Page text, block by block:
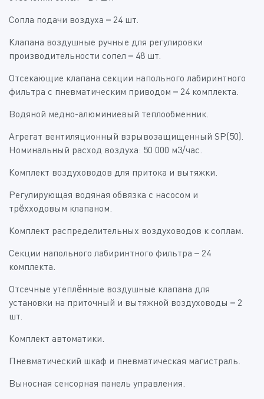
Сопла подачи воздуха – 24 шт.
Клапана воздушные ручные для регулировки
производительности сопел – 48 шт.
Отсекающие клапана секции напольного лабиринтного
фильтра с пневматическим приводом – 24 комплекта.
Водяной медно-алюминиевый теплообменник.
Агрегат вентиляционный взрывозащищенный SP(50).
Номинальный расход воздуха: 50 000 м3/час.
Комплект воздуховодов для притока и вытяжки.
Регулирующая водяная обвязка с насосом и
трёхходовым клапаном.
Комплект распределительных воздуховодов к соплам.
Секции напольного лабиринтного фильтра – 24
комплекта.
Отсечные утеплённые воздушные клапана для
установки на приточный и вытяжной воздуховоды – 2
шт.
Комплект автоматики.
Пневматический шкаф и пневматическая магистраль.
Выносная сенсорная панель управления.